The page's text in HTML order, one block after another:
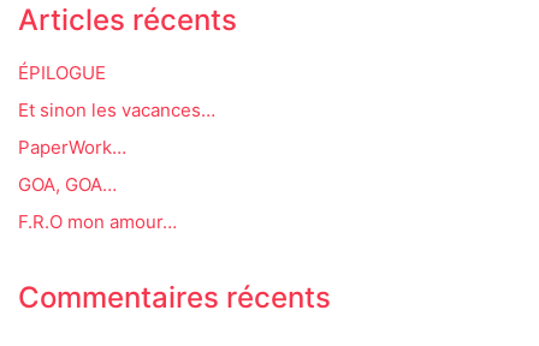
Articles récents
ÉPILOGUE
Et sinon les vacances…
PaperWork…
GOA, GOA…
F.R.O mon amour…
Commentaires récents